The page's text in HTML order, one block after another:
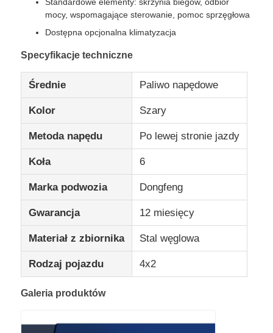
Ciężarówka
mocy, wspomagające sterowanie, pomoc sprzęgłowa
Dostępna opcjonalna klimatyzacja
Specyfikacje techniczne
Średnie Paliwo napędowe
Kolor Szary
Metoda napędu Po lewej stronie jazdy
Koła 6
Marka podwozia Dongfeng
Gwarancja 12 miesięcy
Materiał z zbiornika Stal węglowa
Rodzaj pojazdu 4x2
Galeria produktów